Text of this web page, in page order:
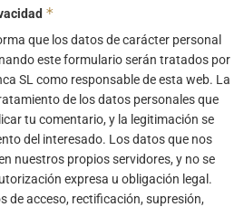
*
que los datos de carácter personal
este formulario serán tratados por
SL como responsable de esta web. La
de los datos personales que
tu comentario, y la legitimación se
del interesado. Los datos que nos
nuestros propios servidores, y no se
expresa u obligación legal.
de acceso, rectificación, supresión,